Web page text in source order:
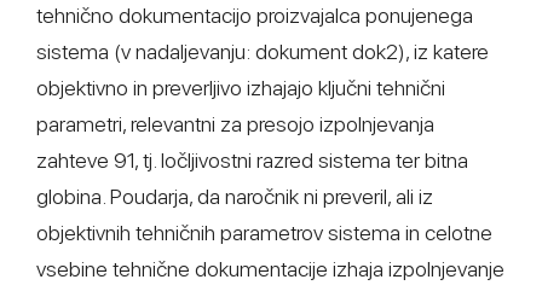
tehnično dokumentacijo proizvajalca ponujenega
sistema (v nadaljevanju: dokument dok2), iz katere
objektivno in preverljivo izhajajo ključni tehnični
parametri, relevantni za presojo izpolnjevanja
zahteve 91, tj. ločljivostni razred sistema ter bitna
globina. Poudarja, da naročnik ni preveril, ali iz
objektivnih tehničnih parametrov sistema in celotne
vsebine tehnične dokumentacije izhaja izpolnjevanje